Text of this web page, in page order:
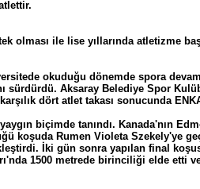
olması ile lise yıllarında atletizme
okuduğu dönemde spora
Aksaray Belediye Spor
dört atlet takası sonucunda
biçimde tanındı. Kanada'nın
koşuda Rumen Violeta Szekely'ye
İki gün sonra yapılan final
1500 metrede birinciliği elde etti